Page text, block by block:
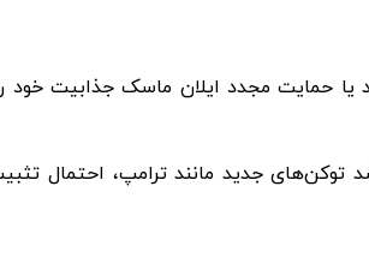
یا حمایت مجدد ایلان ماسک جذابیت خود
جدید مانند ترامپ، احتمال